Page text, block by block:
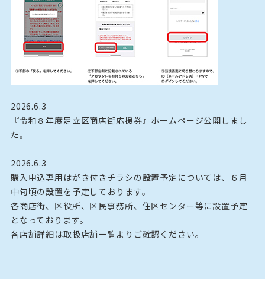
2026.6.3
『令和８年度足立区商店街応援券』ホームページ公開しまし
た。
2026.6.3
購入申込専用はがき付きチラシの設置予定については、６月
中旬頃の設置を予定しております。
各商店街、区役所、区民事務所、住区センター等に設置予定
となっております。
各店舗詳細は取扱店舗一覧よりご確認ください。